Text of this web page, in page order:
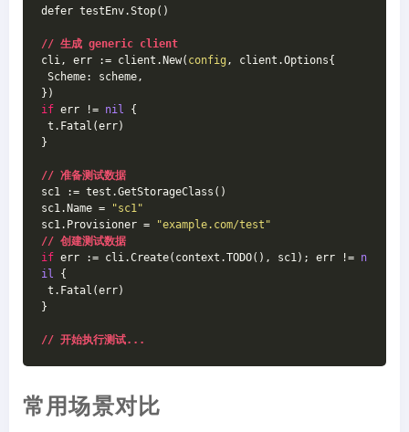
defer testEnv.Stop()
// 生成 generic client
cli, err := client.New( config , client.Options{
Scheme: scheme,
})
if err != nil {
t.Fatal(err)
}
// 准备测试数据
sc1 := test.GetStorageClass()
sc1.Name =
"sc1"
sc1.Provisioner =
"example.com/test"
// 创建测试数据
if err := cli.Create(context.TODO(), sc1); err != n
il {
t.Fatal(err)
}
// 开始执行测试...
常用场景对比